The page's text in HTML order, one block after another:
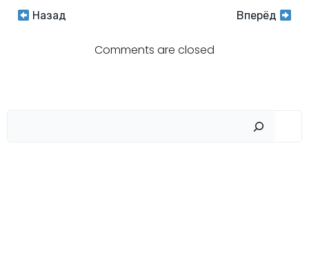
Навигация
Назад
Навигация
по
Вперёд
Comments are closed